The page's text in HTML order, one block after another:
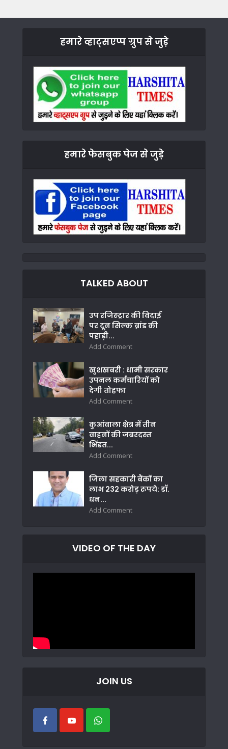
हमारे व्हाट्सएप्प ग्रुप से जुड़े
हमारे फेसबुक पेज से जुड़े
TALKED ABOUT
उप रजिस्ट्रार की विदाई
पर दून सिल्क ब्रांड की
पहाड़ी...
Add Comment
खुशखबरी : धामी सरकार
उपनल कर्मचारियों को
देगी तोहफा
Add Comment
कुआंवाला क्षेत्र में तीन
वाहनों की जबरदस्त
भिंडत...
Add Comment
जिला सहकारी बैंकों का
लाभ 232 करोड़ रुपये: डॉ.
धन...
Add Comment
VIDEO OF THE DAY
JOIN US